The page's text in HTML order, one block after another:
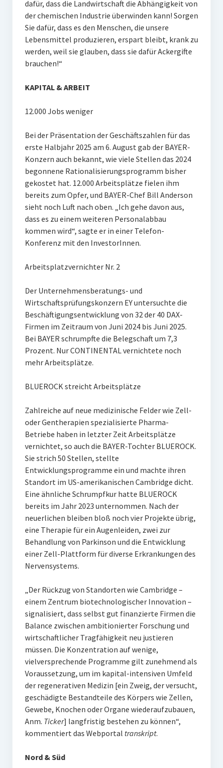
dafür, dass die Landwirtschaft die Abhängigkeit von
der chemischen Industrie überwinden kann! Sorgen
Sie dafür, dass es den Menschen, die unsere
Lebensmittel produzieren, erspart bleibt, krank zu
werden, weil sie glauben, dass sie dafür Ackergifte
brauchen!“
KAPITAL & ARBEIT
12.000 Jobs weniger
Bei der Präsentation der Geschäftszahlen für das
erste Halbjahr 2025 am 6. August gab der BAYER-
Konzern auch bekannt, wie viele Stellen das 2024
begonnene Rationalisierungsprogramm bisher
gekostet hat. 12.000 Arbeitsplätze fielen ihm
bereits zum Opfer, und BAYER-Chef Bill Anderson
sieht noch Luft nach oben. „Ich gehe davon aus,
dass es zu einem weiteren Personalabbau
kommen wird“, sagte er in einer Telefon-
Konferenz mit den InvestorInnen.
Arbeitsplatzvernichter Nr. 2
Der Unternehmensberatungs- und
Wirtschaftsprüfungskonzern EY untersuchte die
Beschäftigungsentwicklung von 32 der 40 DAX-
Firmen im Zeitraum von Juni 2024 bis Juni 2025.
Bei BAYER schrumpfte die Belegschaft um 7,3
Prozent. Nur CONTINENTAL vernichtete noch
mehr Arbeitsplätze.
BLUEROCK streicht Arbeitsplätze
Zahlreiche auf neue medizinische Felder wie Zell-
oder Gentherapien spezialisierte Pharma-
Betriebe haben in letzter Zeit Arbeitsplätze
vernichtet, so auch die BAYER-Tochter BLUEROCK.
Sie strich 50 Stellen, stellte
Entwicklungsprogramme ein und machte ihren
Standort im US-amerikanischen Cambridge dicht.
Eine ähnliche Schrumpfkur hatte BLUEROCK
bereits im Jahr 2023 unternommen. Nach der
neuerlichen bleiben bloß noch vier Projekte übrig,
eine Therapie für ein Augenleiden, zwei zur
Behandlung von Parkinson und die Entwicklung
einer Zell-Plattform für diverse Erkrankungen des
Nervensystems.
„Der Rückzug von Standorten wie Cambridge –
einem Zentrum biotechnologischer Innovation –
signalisiert, dass selbst gut finanzierte Firmen die
Balance zwischen ambitionierter Forschung und
wirtschaftlicher Tragfähigkeit neu justieren
müssen. Die Konzentration auf wenige,
vielversprechende Programme gilt zunehmend als
Voraussetzung, um im kapital-intensiven Umfeld
der regenerativen Medizin [ein Zweig, der versucht,
geschädigte Bestandteile des Körpers wie Zellen,
Gewebe, Knochen oder Organe wiederaufzubauen,
Anm. Ticker] langfristig bestehen zu können“,
kommentiert das Webportal transkript.
Nord & Süd